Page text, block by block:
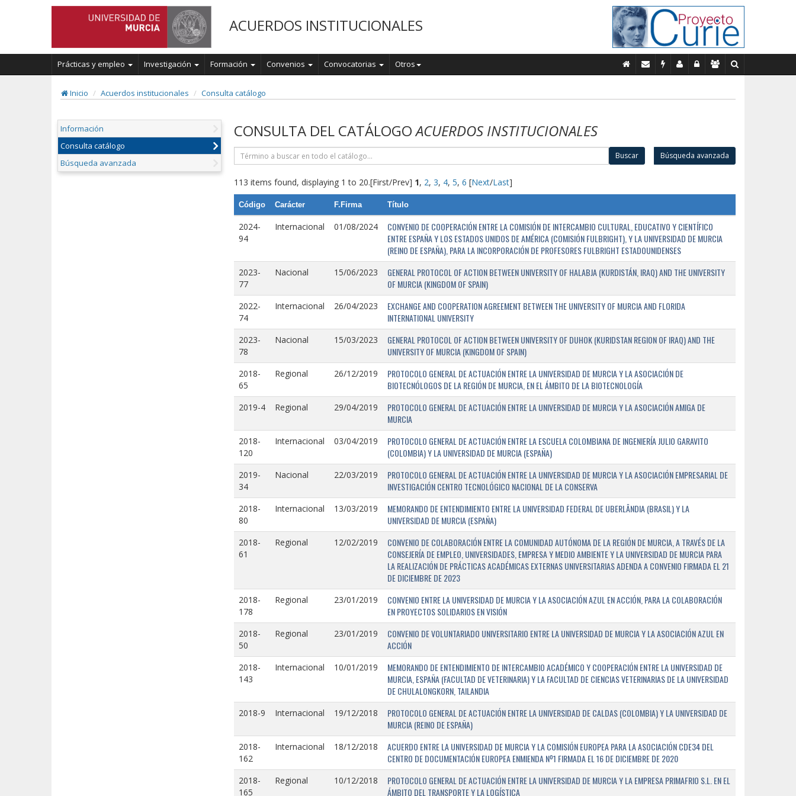
ACUERDOS INSTITUCIONALES
Prácticas y empleo Investigación Formación Convenios Convocatorias Otros
Inicio Acuerdos institucionales Consulta catálogo
Información
Consulta catálogo
Búsqueda avanzada
CONSULTA DEL CATÁLOGOACUERDOS INSTITUCIONALES
Buscar Búsqueda avanzada
113 items found, displaying 1 to 20.[First/Prev] 1, 2, 3, 4, 5, 6 [Next/Last]
Código Carácter F.Firma Título
2024-
94
Internacional 01/08/2024
CONVENIO DE COOPERACIÓN ENTRE LA COMISIÓN DE INTERCAMBIO CULTURAL, EDUCATIVO Y CIENTÍFICO
ENTRE ESPAÑA Y LOS ESTADOS UNIDOS DE AMÉRICA (COMISIÓN FULBRIGHT), Y LA UNIVERSIDAD DE MURCIA
(REINO DE ESPAÑA), PARA LA INCORPORACIÓN DE PROFESORES FULBRIGHT ESTADOUNIDENSES
2023-
77
Nacional 15/06/2023
GENERAL PROTOCOL OF ACTION BETWEEN UNIVERSITY OF HALABJA (KURDISTÁN, IRAQ) AND THE UNIVERSITY
OF MURCIA (KINGDOM OF SPAIN)
2022-
74
Internacional 26/04/2023
EXCHANGE AND COOPERATION AGREEMENT BETWEEN THE UNIVERSITY OF MURCIA AND FLORIDA
INTERNATIONAL UNIVERSITY
2023-
78
Nacional 15/03/2023
GENERAL PROTOCOL OF ACTION BETWEEN UNIVERSITY OF DUHOK (KURIDSTAN REGION OF IRAQ) AND THE
UNIVERSITY OF MURCIA (KINGDOM OF SPAIN)
2018-
65
Regional 26/12/2019
PROTOCOLO GENERAL DE ACTUACIÓN ENTRE LA UNIVERSIDAD DE MURCIA Y LA ASOCIACIÓN DE
BIOTECNÓLOGOS DE LA REGIÓN DE MURCIA, EN EL ÁMBITO DE LA BIOTECNOLOGÍA
2019-4 Regional 29/04/2019
PROTOCOLO GENERAL DE ACTUACIÓN ENTRE LA UNIVERSIDAD DE MURCIA Y LA ASOCIACIÓN AMIGA DE
MURCIA
2018-
120
Internacional 03/04/2019
PROTOCOLO GENERAL DE ACTUACIÓN ENTRE LA ESCUELA COLOMBIANA DE INGENIERÍA JULIO GARAVITO
(COLOMBIA) Y LA UNIVERSIDAD DE MURCIA (ESPAÑA)
2019-
34
Nacional 22/03/2019
PROTOCOLO GENERAL DE ACTUACIÓN ENTRE LA UNIVERSIDAD DE MURCIA Y LA ASOCIACIÓN EMPRESARIAL DE
INVESTIGACIÓN CENTRO TECNOLÓGICO NACIONAL DE LA CONSERVA
2018-
80
Internacional 13/03/2019
MEMORANDO DE ENTENDIMIENTO ENTRE LA UNIVERSIDAD FEDERAL DE UBERLÂNDIA (BRASIL) Y LA
UNIVERSIDAD DE MURCIA (ESPAÑA)
2018-
61
Regional 12/02/2019
CONVENIO DE COLABORACIÓN ENTRE LA COMUNIDAD AUTÓNOMA DE LA REGIÓN DE MURCIA, A TRAVÉS DE LA
CONSEJERÍA DE EMPLEO, UNIVERSIDADES, EMPRESA Y MEDIO AMBIENTE Y LA UNIVERSIDAD DE MURCIA PARA
LA REALIZACIÓN DE PRÁCTICAS ACADÉMICAS EXTERNAS UNIVERSITARIAS ADENDA A CONVENIO FIRMADA EL 21
DE DICIEMBRE DE 2023
2018-
178
Regional 23/01/2019
CONVENIO ENTRE LA UNIVERSIDAD DE MURCIA Y LA ASOCIACIÓN AZUL EN ACCIÓN, PARA LA COLABORACIÓN
EN PROYECTOS SOLIDARIOS EN VISIÓN
2018-
50
Regional 23/01/2019
CONVENIO DE VOLUNTARIADO UNIVERSITARIO ENTRE LA UNIVERSIDAD DE MURCIA Y LA ASOCIACIÓN AZUL EN
ACCIÓN
2018-
143
Internacional 10/01/2019
MEMORANDO DE ENTENDIMIENTO DE INTERCAMBIO ACADÉMICO Y COOPERACIÓN ENTRE LA UNIVERSIDAD DE
MURCIA, ESPAÑA (FACULTAD DE VETERINARIA) Y LA FACULTAD DE CIENCIAS VETERINARIAS DE LA UNIVERSIDAD
DE CHULALONGKORN, TAILANDIA
2018-9 Internacional 19/12/2018
PROTOCOLO GENERAL DE ACTUACIÓN ENTRE LA UNIVERSIDAD DE CALDAS (COLOMBIA) Y LA UNIVERSIDAD DE
MURCIA (REINO DE ESPAÑA)
2018-
162
Internacional 18/12/2018
ACUERDO ENTRE LA UNIVERSIDAD DE MURCIA Y LA COMISIÓN EUROPEA PARA LA ASOCIACIÓN CDE34 DEL
CENTRO DE DOCUMENTACIÓN EUROPEA ENMIENDA Nº1 FIRMADA EL 16 DE DICIEMBRE DE 2020
2018-
165
Regional 10/12/2018
PROTOCOLO GENERAL DE ACTUACIÓN ENTRE LA UNIVERSIDAD DE MURCIA Y LA EMPRESA PRIMAFRIO S.L. EN EL
ÁMBITO DEL TRANSPORTE Y LA LOGÍSTICA